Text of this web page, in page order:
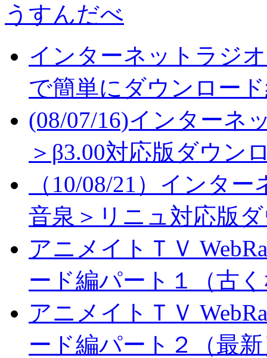
うすんだべ
インターネットラジ
で簡単にダウンロー
(08/07/16)インターネ
＞β3.00対応版ダウン
（10/08/21）インタ
音泉＞リニュ対応版
アニメイトＴＶ
ード編パート１（古
アニメイトＴＶ
ード編パート２（最